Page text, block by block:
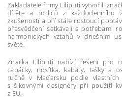
Zakladatelé firmy Liliputi vytvořili
dítěte a rodičů z každodenního
zkušeností a pří stále rostoucí
přesvědčení setkávají s potřebami
harmonických vztahů v dnešním
světě.
Značka Liliputi nabízí řešení pro
capáčky, nosítka, kabáty, tašky a
ručně v Maďarsku podle
s šikovnými designéry při použití
z EU.